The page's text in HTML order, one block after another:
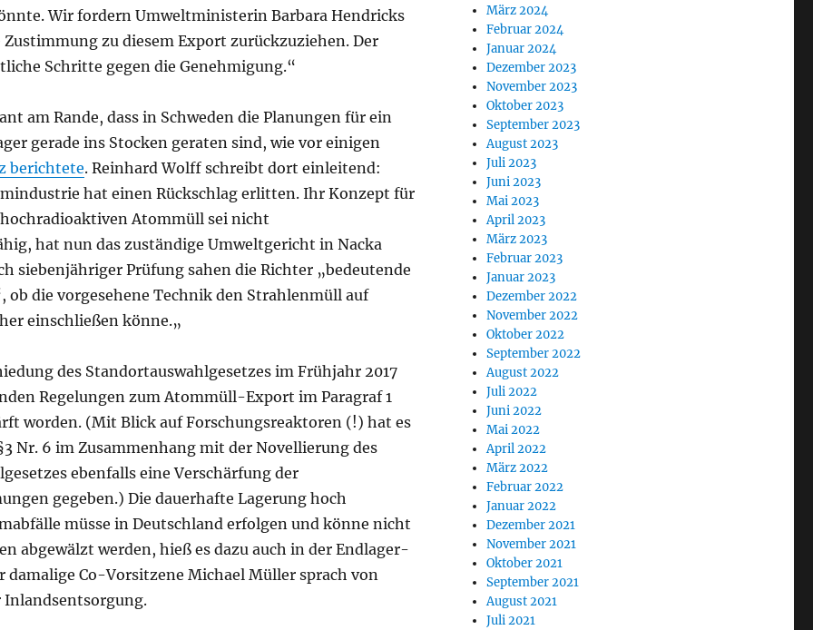
Wir fordern Umweltministerin Barbara Hendricks
zu diesem Export zurückzuziehen. Der
Schritte gegen die Genehmigung.“
am Rande, dass in Schweden die Planungen für ein
gerade ins Stocken geraten sind, wie vor einigen
berichtete. Reinhard Wolff schreibt dort einleitend:
hat einen Rückschlag erlitten. Ihr Konzept für
Atommüll sei nicht
hat nun das zuständige Umweltgericht in Nacka
siebenjähriger Prüfung sahen die Richter „bedeutende
ob die vorgesehene Technik den Strahlenmüll auf
einschließen könne.„
des Standortauswahlgesetzes im Frühjahr 2017
Regelungen zum Atommüll-Export im Paragraf 1
worden. (Mit Blick auf Forschungsreaktoren (!) hat es
Nr. 6 im Zusammenhang mit der Novellierung des
ebenfalls eine Verschärfung der
gegeben.) Die dauerhafte Lagerung hoch
müsse in Deutschland erfolgen und könne nicht
abgewälzt werden, hieß es dazu auch in der Endlager-
damalige Co-Vorsitzene Michael Müller sprach von
Inlandsentsorgung.
März 2024
Februar 2024
Januar 2024
Dezember 2023
November 2023
Oktober 2023
September 2023
August 2023
Juli 2023
Juni 2023
Mai 2023
April 2023
März 2023
Februar 2023
Januar 2023
Dezember 2022
November 2022
Oktober 2022
September 2022
August 2022
Juli 2022
Juni 2022
Mai 2022
April 2022
März 2022
Februar 2022
Januar 2022
Dezember 2021
November 2021
Oktober 2021
September 2021
August 2021
Juli 2021